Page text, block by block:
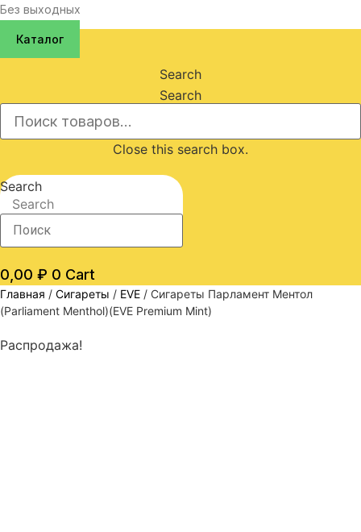
Без выходных
Каталог
Search
Search
Close this search box.
Search
Search
0,00 ₽ 0 Cart
Главная / Сигареты / EVE / Сигареты Парламент Ментол
(Parliament Menthol)(EVE Premium Mint)
Распродажа!